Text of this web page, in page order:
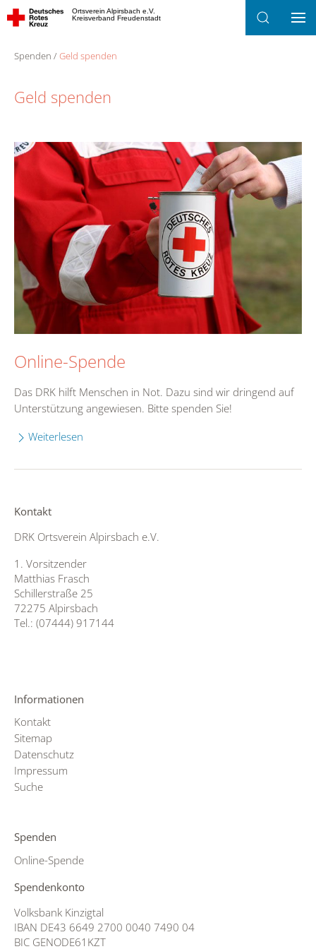
Ortsverein Alpirsbach e.V.
Kreisverband Freudenstadt
Spenden Geld spenden
Geld spenden
Online-Spende
Das DRK hilft Menschen in Not. Dazu sind wir dringend auf
Unterstützung angewiesen. Bitte spenden Sie!
Weiterlesen
Kontakt
DRK Ortsverein Alpirsbach e.V.
1. Vorsitzender
Matthias Frasch
Schillerstraße 25
72275 Alpirsbach
Tel.: (07444) 917144
Informationen
Kontakt
Sitemap
Datenschutz
Impressum
Suche
Spenden
Online-Spende
Spendenkonto
Volksbank Kinzigtal
IBAN DE43 6649 2700 0040 7490 04
BIC GENODE61KZT